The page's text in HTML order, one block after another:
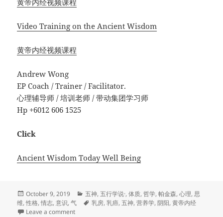
黄帝内经视频课程
Video Training on the Ancient Wisdom
黄帝内经视频课程
Andrew Wong
EP Coach / Trainer / Facilitator.
心理辅导师 / 培训老师 / 带动集团学习师
Hp +6012 606 1525
Click
Ancient Wisdom Today Well Being
Posted
on
October 9, 2019 Categories
五神,五行学说·,体质,哲学,帕金森,心理,思
维,性格,情志,意识,气 Tags
乳房,乳癌,五神,营养学, 阴阳,黄帝内经
Leave a commenton 从头到脚说健康 ：乳房与乳癌